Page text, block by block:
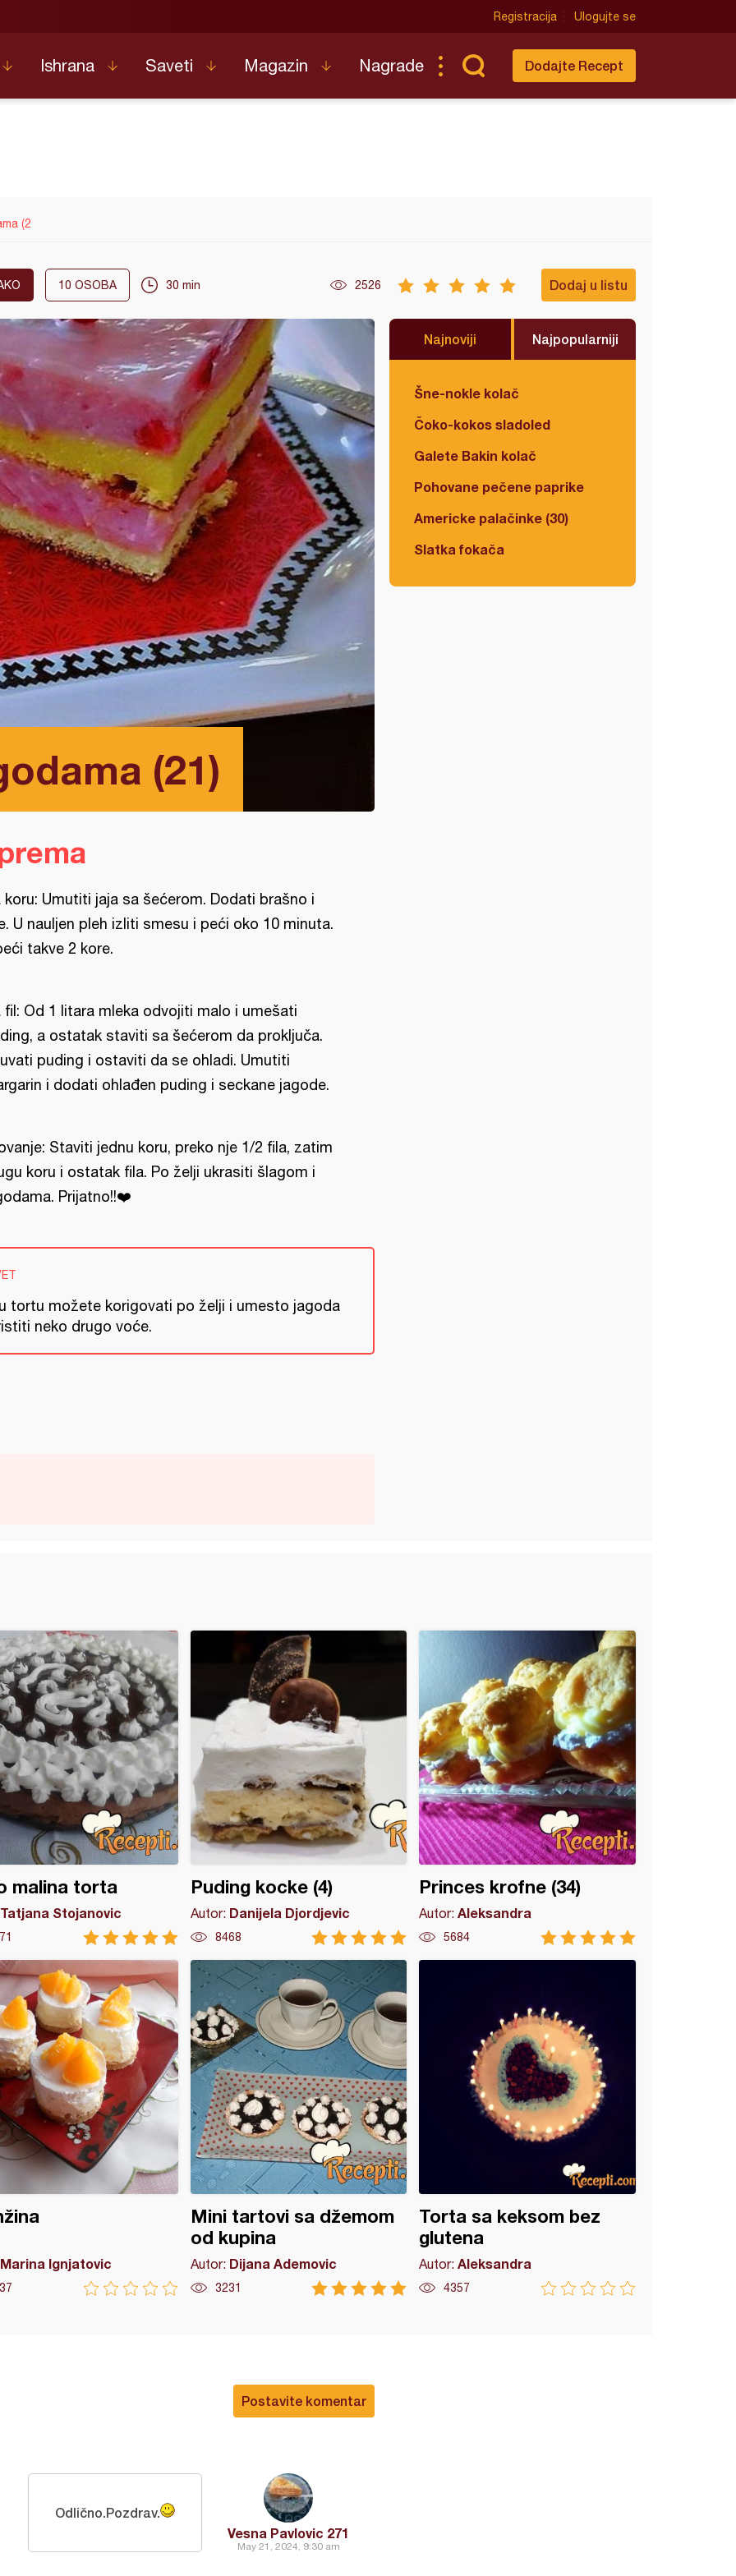
Registracija Ulogujte se
Ishrana Saveti Magazin Nagrade Dodajte Recept
(2
10 OSOBA 30 min 2526 Dodaj u listu
(21)
Najnoviji Najpopularniji
Šne-nokle kolač
Čoko-kokos sladoled
Galete Bakin kolač
Pohovane pečene paprike
Americke palačinke (30)
Slatka fokača
koru: Umutiti jaja sa šećerom. Dodati brašno i
U nauljen pleh izliti smesu i peći oko 10 minuta.
takve 2 kore.
fil: Od 1 litara mleka odvojiti malo i umešati
a ostatak staviti sa šećerom da proključa.
puding i ostaviti da se ohladi. Umutiti
i dodati ohlađen puding i seckane jagode.
Staviti jednu koru, preko nje 1/2 fila, zatim
koru i ostatak fila. Po želji ukrasiti šlagom i
Prijatno!!❤️
tortu možete korigovati po želji i umesto jagoda
neko drugo voće.
malina torta
Tatjana Stojanovic
Puding kocke (4)
Autor: Danijela Djordjevic
8468
Princes krofne (34)
Autor:Aleksandra
5684
Marina Ignjatovic
Mini tartovi sa džemom
od kupina
Autor: Dijana Ademovic
3231
Torta sa keksom bez
glutena
Autor:Aleksandra
4357
Postavite komentar
Vesna Pavlovic 271
May 21, 2024, 9:30 am
Odlično.Pozdrav.